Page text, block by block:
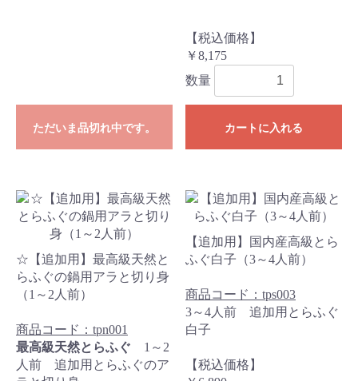
ただいま品切れ中です。
【税込価格】
￥8,175
数量
カートに入れる
☆【追加用】最高級天然と
らふぐの鍋用アラと切り身
（1～2人前）
商品コード：tpn001
最高級天然とらふぐ 1～2
人前 追加用とらふぐのア
【追加用】国内産高級とら
ふぐ白子（3～4人前）
商品コード：tps003
3～4人前 追加用とらふぐ
白子
【税込価格】